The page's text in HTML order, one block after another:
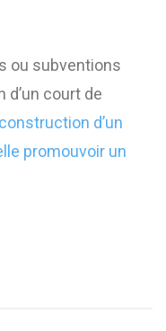
ou subventions
court de
d’un
promouvoir un